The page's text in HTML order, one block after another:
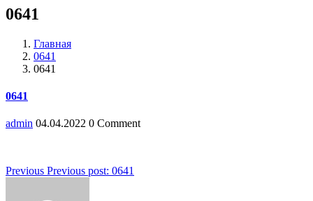
0641
Главная
0641
0641
0641
admin 04.04.2022 0 Comment
Навигация
Previous Previous post: 0641